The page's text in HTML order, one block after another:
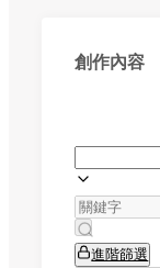
創作內容
進階篩選